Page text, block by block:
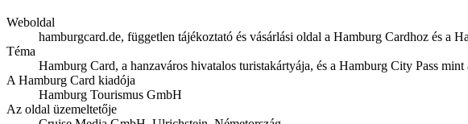
Weboldal
hamburgcard.de, független tájékoztató és vásárlási oldal a Hamburg Cardhoz és a
Téma
Hamburg Card, a hanzaváros hivatalos turistakártyája, és a Hamburg City Pass mint
A Hamburg Card kiadója
Hamburg Tourismus GmbH
Az oldal üzemeltetője